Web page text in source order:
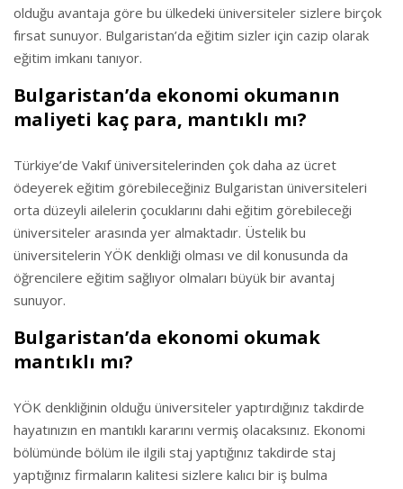
olduğu avantaja göre bu ülkedeki üniversiteler sizlere birçok
fırsat sunuyor. Bulgaristan’da eğitim sizler için cazip olarak
eğitim imkanı tanıyor.
Bulgaristan’da ekonomi okumanın
maliyeti kaç para, mantıklı mı?
Türkiye’de Vakıf üniversitelerinden çok daha az ücret
ödeyerek eğitim görebileceğiniz Bulgaristan üniversiteleri
orta düzeyli ailelerin çocuklarını dahi eğitim görebileceği
üniversiteler arasında yer almaktadır. Üstelik bu
üniversitelerin YÖK denkliği olması ve dil konusunda da
öğrencilere eğitim sağlıyor olmaları büyük bir avantaj
sunuyor.
Bulgaristan’da ekonomi okumak
mantıklı mı?
YÖK denkliğinin olduğu üniversiteler yaptırdığınız takdirde
hayatınızın en mantıklı kararını vermiş olacaksınız. Ekonomi
bölümünde bölüm ile ilgili staj yaptığınız takdirde staj
yaptığınız firmaların kalitesi sizlere kalıcı bir iş bulma